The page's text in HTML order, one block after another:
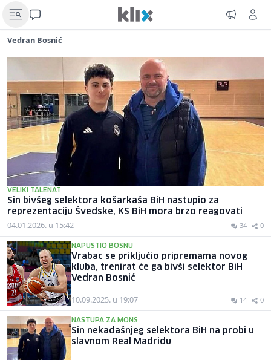
Vedran Bosnić
VELIKI TALENAT
Sin bivšeg selektora košarkaša BiH nastupio za
reprezentaciju Švedske, KS BiH mora brzo reagovati
04.01.2026. u 15:42 34 0
NAPUSTIO BOSNU
Vrabac se priključio pripremama novog
kluba, trenirat će ga bivši selektor BiH
Vedran Bosnić
10.09.2025. u 19:07 14 0
NASTUPA ZA MONS
Sin nekadašnjeg selektora BiH na probi u
slavnom Real Madridu